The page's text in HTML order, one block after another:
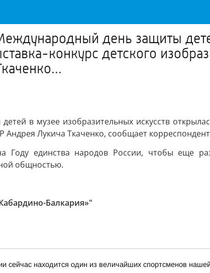
день защиты
конкурс детского
в музее изобразительных искусств
Андрея Лукича Ткаченко, сообщает
Году единства народов России, чтобы еще
общностью.
Балкария»"
сейчас находится один из величайших спортсменов